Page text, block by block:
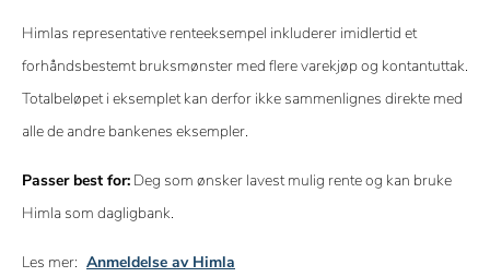
Himlas representative renteeksempel inkluderer imidlertid et
forhåndsbestemt bruksmønster med flere varekjøp og kontantuttak.
Totalbeløpet i eksemplet kan derfor ikke sammenlignes direkte med
alle de andre bankenes eksempler.
Passer best for: Deg som ønsker lavest mulig rente og kan bruke
Himla som dagligbank.
Les mer: Anmeldelse av Himla